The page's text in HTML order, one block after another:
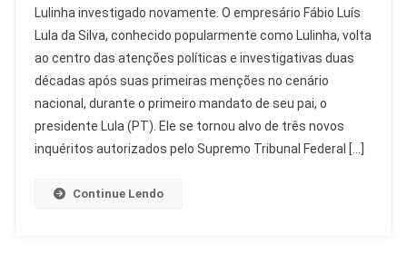
Investigado:
Histórico
De
Apurações
Sem
Condenação
Lulinha investigado novamente. O empresário Fábio Luís
Lula da Silva, conhecido popularmente como Lulinha, volta
ao centro das atenções políticas e investigativas duas
décadas após suas primeiras menções no cenário
nacional, durante o primeiro mandato de seu pai, o
presidente Lula (PT). Ele se tornou alvo de três novos
inquéritos autorizados pelo Supremo Tribunal Federal […]
Continue Lendo